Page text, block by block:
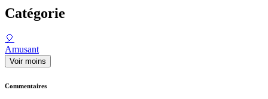
Catégorie
🎈
Amusant
Voir moins
Commentaires